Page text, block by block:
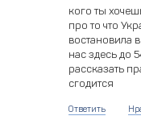
кого ты
про то что
востановила
нас здесь до
рассказать
сгодится
Ответить